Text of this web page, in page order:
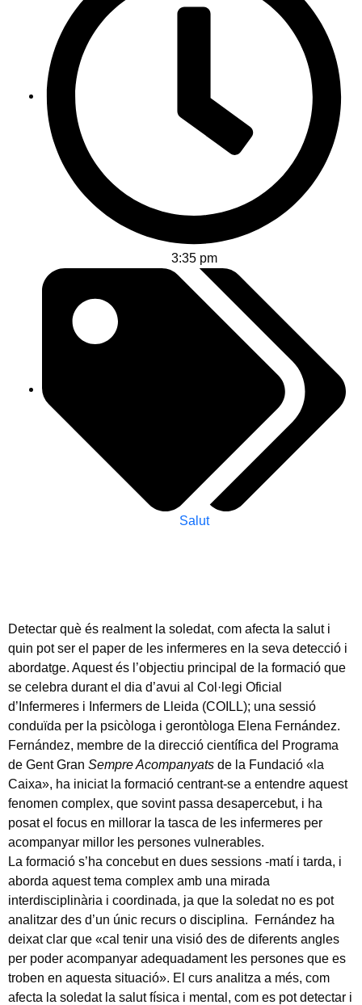
3:35 pm
Salut
Detectar què és realment la soledat, com afecta la salut i
quin pot ser el paper de les infermeres en la seva detecció i
abordatge. Aquest és l’objectiu principal de la formació que
se celebra durant el dia d’avui al Col·legi Oficial
d’Infermeres i Infermers de Lleida (COILL); una sessió
conduïda per la psicòloga i gerontòloga Elena Fernández.
Fernández, membre de la direcció científica del Programa
de Gent Gran Sempre Acompanyats de la Fundació «la
Caixa», ha iniciat la formació centrant-se a entendre aquest
fenomen complex, que sovint passa desapercebut, i ha
posat el focus en millorar la tasca de les infermeres per
acompanyar millor les persones vulnerables.
La formació s’ha concebut en dues sessions -matí i tarda, i
aborda aquest tema complex amb una mirada
interdisciplinària i coordinada, ja que la soledat no es pot
analitzar des d’un únic recurs o disciplina. Fernández ha
deixat clar que «cal tenir una visió des de diferents angles
per poder acompanyar adequadament les persones que es
troben en aquesta situació». El curs analitza a més, com
afecta la soledat la salut física i mental, com es pot detectar i